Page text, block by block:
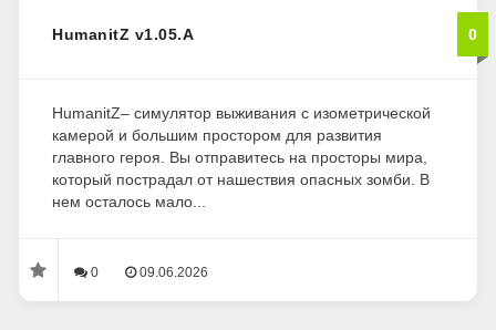
HumanitZ v1.05.A 0
HumanitZ– симулятор выживания с изометрической
камерой и большим простором для развития
главного героя. Вы отправитесь на просторы мира,
который пострадал от нашествия опасных зомби. В
нем осталось мало...
0 09.06.2026